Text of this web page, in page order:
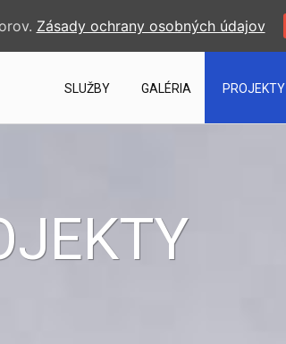
SLUŽBY GALÉRIA PROJEKTY
Zásady ochrany osobných údajov